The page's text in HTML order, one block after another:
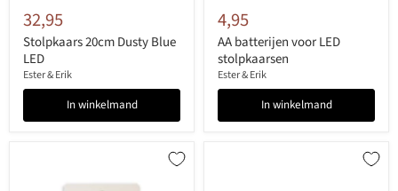
32,95
Stolpkaars 20cm Dusty Blue
LED
Ester & Erik
In winkelmand
4,95
AA batterijen voor LED
stolpkaarsen
Ester & Erik
In winkelmand